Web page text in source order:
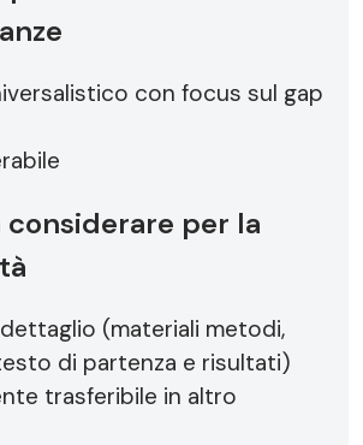
con focus sul gap
per la
(materiali metodi,
di partenza e risultati)
trasferibile in altro